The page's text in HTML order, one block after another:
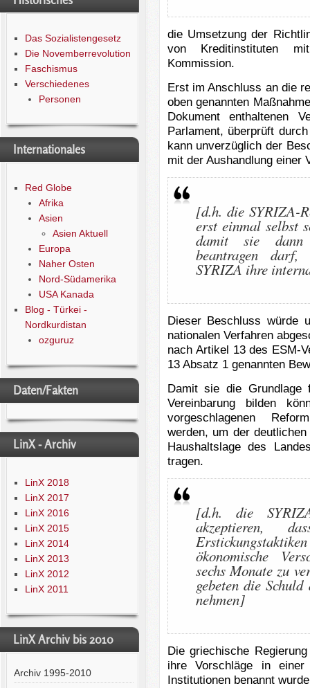
Das Sozialistengesetz
Die Novemberrevolution
Faschismus
Verschiedenes
Personen
Internationales
Red Globe
Afrika
Asien
Asien Aktuell
Europa
Naher Osten
Nord-Südamerika
USA Kanada
Blog - Türkei -
Nordkurdistan
ozguruz
Daten/Fakten
LinX - Archiv
LinX 2018
LinX 2017
LinX 2016
LinX 2015
LinX 2014
LinX 2013
LinX 2012
LinX 2011
LinX Archiv bis 2010
Archiv 1995-2010
die Umsetzung der
von Kreditinstituten
Kommission.
Erst im Anschluss an die
oben genannten
Dokument enthaltenen
Parlament, überprüft
kann unverzüglich der
mit der Aushandlung einer
[d.h. die SYRIZA-
erst einmal selbst
damit sie dann
beantragen
SYRIZA ihre
Dieser Beschluss würde
nationalen Verfahren
nach Artikel 13 des ESM-
13 Absatz 1 genannten
Damit sie die Grundlage
Vereinbarung bilden
vorgeschlagenen
werden, um der
Haushaltslage des
tragen.
[d.h. die
akzeptieren,
ökonomische
sechs Monate zu
gebeten die
nehmen]
Die griechische
ihre Vorschläge in
Institutionen benannt